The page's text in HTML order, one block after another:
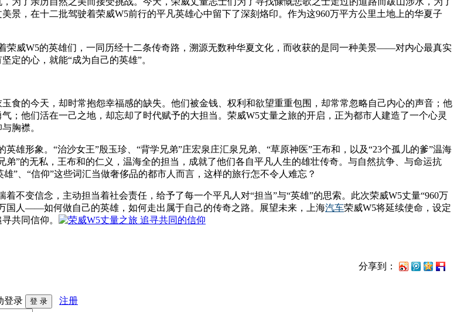
美景，在十二批驾驶着荣威W5前行的平凡英雄心中留下了深刻烙印。作为这960万平方公里土地上的华夏子
荣威W5的英雄们，一同历经十二条传奇路，溯源无数种华夏文化，而收获的是同一种美景——对内心最真实
定的心，就能“成为自己的英雄”。
玉食的今天，却时常抱怨幸福感的缺失。他们被金钱、权利和欲望重重包围，却常常忽略自己内心的声音；他
；他们活在一己之地，却忘却了时代赋予的大担当。荣威W5丈量之旅的开启，正为都市人建造了一个心灵
胸襟。
雄形象。“治沙女王”殷玉珍、“背学兄弟”庄宏泉庄汇泉兄弟、“草原神医”王布和，以及“23个孤儿的爹”温海
”的无私，王布和的仁义，温海全的担当，成就了他们各自平凡人生的雄壮传奇。与自然抗争、与命运抗
”、“信仰”这些词汇当做奢侈品的都市人而言，这样的旅行怎不令人难忘？
不变信念，主动担当着社会责任，给予了每一个平凡人对“担当”与“英雄”的思索。此次荣威W5丈量“960万
国人——如何做自己的英雄，如何走出属于自己的传奇之路。展望未来，上海汽车荣威W5将延续使命，设定
共同信仰。
分享到：
登录 注册